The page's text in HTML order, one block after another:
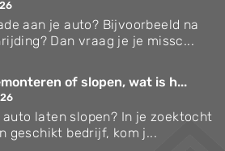
aan je auto? Bijvoorbeeld na
Dan vraag je je missc...
of slopen, wat is h...
auto laten slopen? In je zoektocht
geschikt bedrijf, kom j...